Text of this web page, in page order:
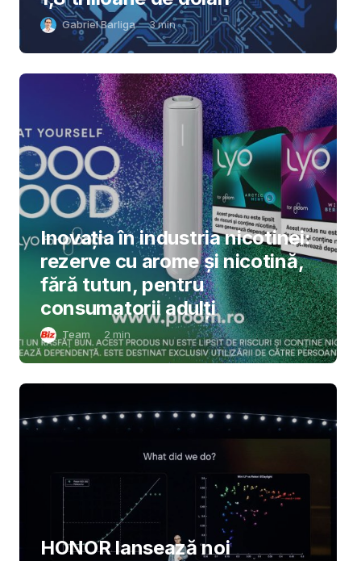
Gabriel Barliga 3min
Inovația în industria nicotinei:
rezerve cu arome și nicotină,
fără tutun, pentru
consumatorii adulți
Team 2 min
HONOR lansează noi